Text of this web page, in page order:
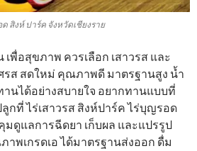
สิงห์ ปาร์ค จังหวัดเชียงราย
เพื่อสุขภาพ ควรเลือก เสาวรส และ
ศรส สดใหม่ คุณภาพดี มาตรฐานสูง น้ำ
นได้อย่างสบายใจ อยากทานแบบที่
กที่ ไร่เสาวรส สิงห์ปาร์ค ไร่บุญรอด
ดูแลการฉีดยา เก็บผล และแปรรูป
าพเกรดเอ ได้มาตรฐานส่งออก ดื่ม